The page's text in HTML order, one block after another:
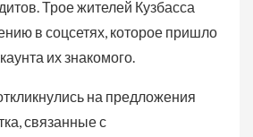
Трое жителей Кузбасса
в соцсетях, которое пришло
их знакомого.
на предложения
связанные с